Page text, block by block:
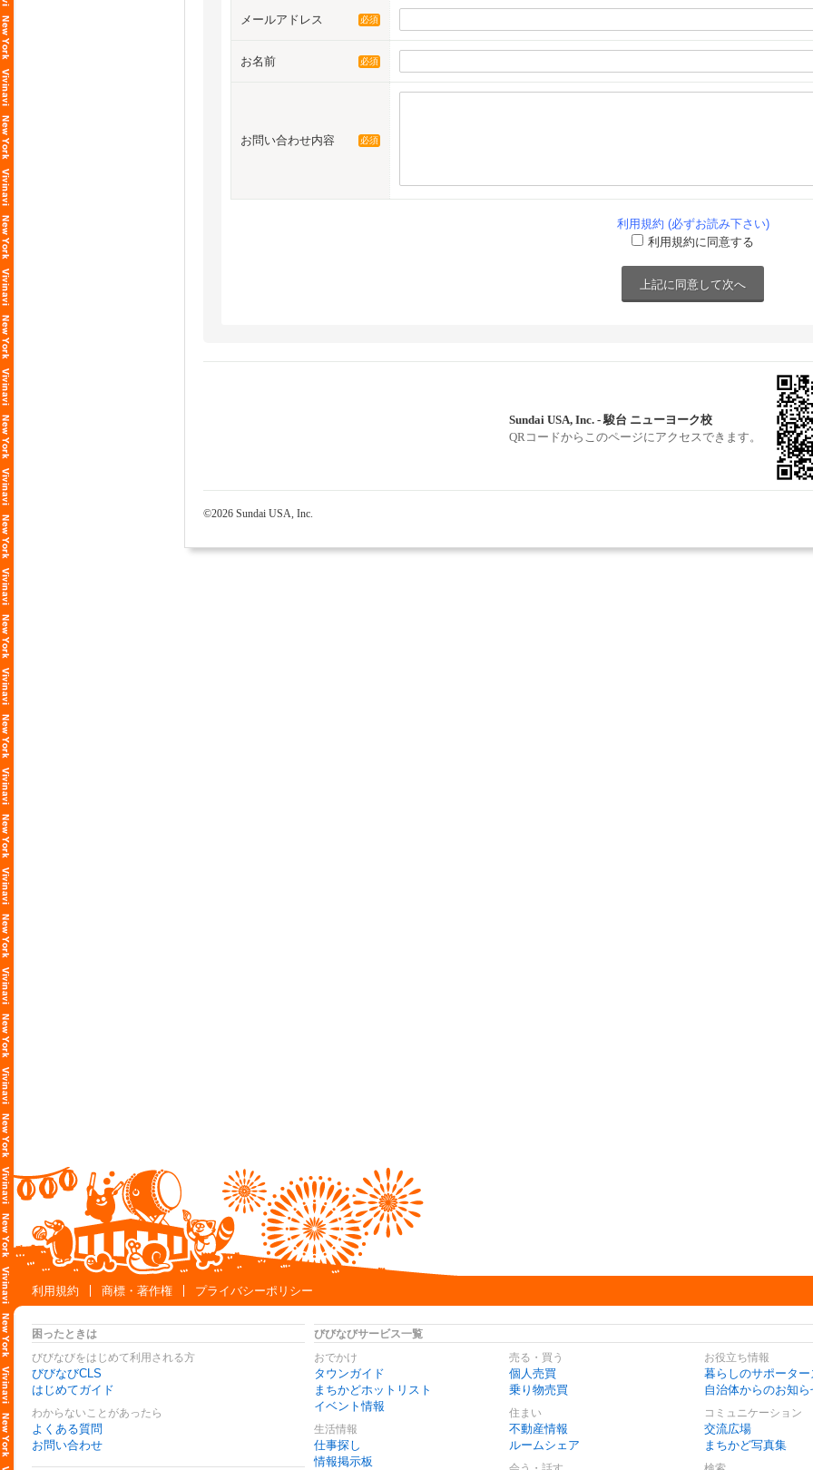
メールアドレス 必須
お名前 必須
お問い合わせ内容 必須
利用規約 (必ずお読み下さい)
利用規約に同意する
Sundai USA, Inc. - 駿台 ニューヨーク校
QRコードからこのページにアクセスできます。
©2026 Sundai USA, Inc.
利用規約 商標・著作権 プライバシーポリシー
困ったときは
びびなびをはじめて利用される方
びびなびCLS
はじめてガイド
わからないことがあったら
よくある質問
お問い合わせ
びびなびサービス一覧
おでかけ
タウンガイド
まちかどホットリスト
イベント情報
生活情報
仕事探し
情報掲示板
売る・買う
個人売買
乗り物売買
住まい
不動産情報
ルームシェア
お役立ち情報
暮らしのサポーター
自治体からのお知ら
コミュニケーション
交流広場
まちかど写真集